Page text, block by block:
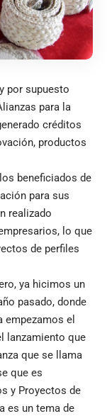
por supuesto
para la
créditos
productos
beneficiados de
para sus
realizado
lo que
de perfiles
ya hicimos un
pasado, donde
empezamos el
lanzamiento que
que se llama
que es
y Proyectos de
es un tema de